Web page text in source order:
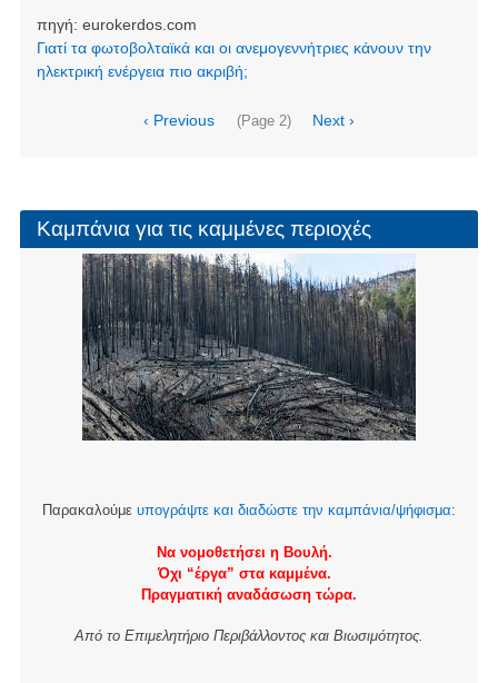
πηγή: eurokerdos.com
Γιατί τα φωτοβολταϊκά και οι ανεμογεννήτριες κάνουν την
ηλεκτρική ενέργεια πιο ακριβή;
ΣελιδοποίησηΠροηγούμενη
‹ Previous (Page 2)
Next
Next ›
Καμπάνια για τις καμμένες περιοχές
Παρακαλούμε υπογράψτε και διαδώστε την καμπάνια/ψήφισμα:
Να νομοθετήσει η Βουλή.
Όχι “έργα” στα καμμένα.
Πραγματική αναδάσωση τώρα.
Από το Επιμελητήριο Περιβάλλοντος και Βιωσιμότητος.